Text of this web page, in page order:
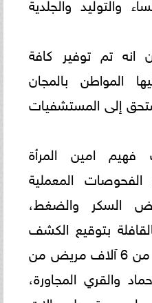
انه تم توفير كافة
المواطن بالمجان
إلى المستشفيات
فهيم امين المرأة
الفحوصات المعملية
السكر والضغط،
بتوقيع الكشف
الطبي المجاني على اكثر من 6 آلاف مريض من
والقري المجاورة،